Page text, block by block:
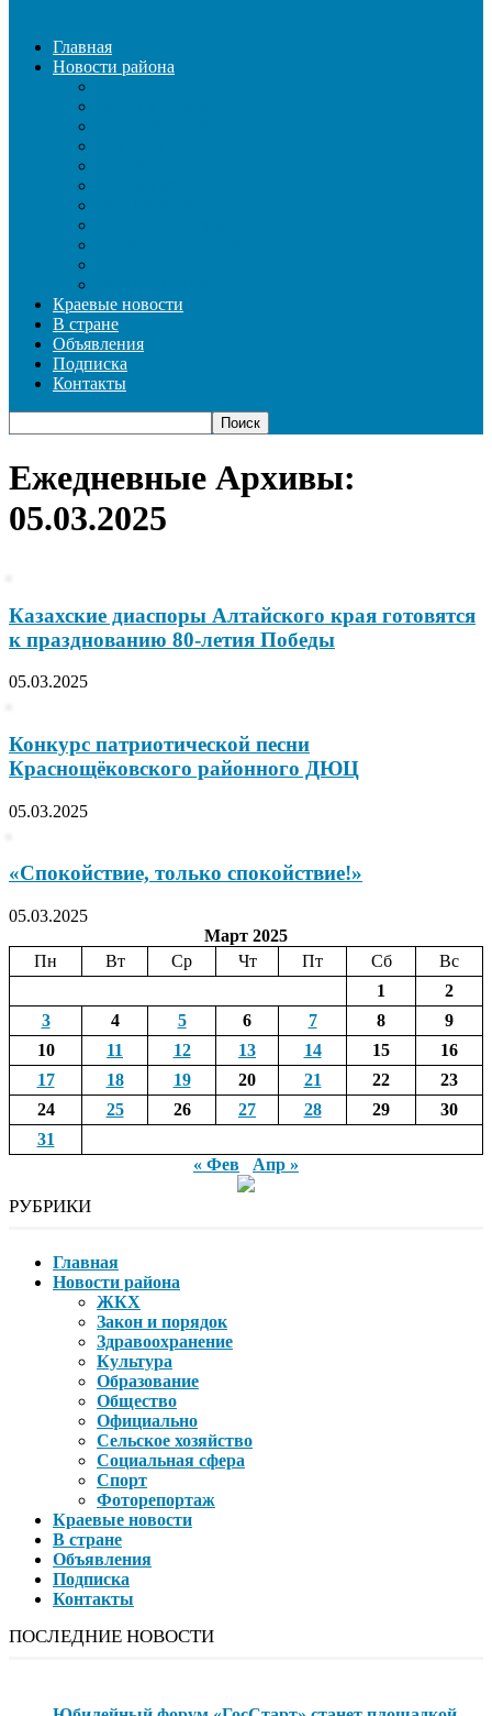
Главная
Новости района
Краевые новости
В стране
Объявления
Подписка
Контакты
Ежедневные Архивы:
05.03.2025
Казахские диаспоры Алтайского края готовятся
к празднованию 80-летия Победы
05.03.2025
Конкурс патриотической песни
Краснощёковского районного ДЮЦ
05.03.2025
«Спокойствие, только спокойствие!»
05.03.2025
Март 2025
Пн
Вт Ср Чт Пт Сб
Вс
1
2
3
4 5 6 7 8
9
10
11 12 13 14 15
16
17
18 19 20 21 22
23
24
25 26 27 28 29
30
31
« Фев
Апр »
РУБРИКИ
Главная
Новости района
ЖКХ
Закон и порядок
Здравоохранение
Культура
Образование
Общество
Официально
Сельское хозяйство
Социальная сфера
Спорт
Фоторепортаж
Краевые новости
В стране
Объявления
Подписка
Контакты
ПОСЛЕДНИЕ НОВОСТИ